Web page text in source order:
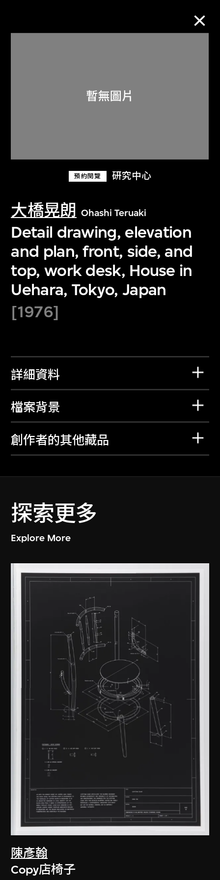
預約閱覽 研究中心
大橋晃朗 Ohashi Teruaki
Detail drawing, elevation
and plan, front, side, and
top, work desk, House in
Uehara, Tokyo, Japan
[1976]
詳細資料
檔案背景
創作者的其他藏品
探索更多
Explore More
陳彥翰
Copy店椅子
關於M+藏品
探索世界頂級的二十及二十一世紀視覺
文化藏品。